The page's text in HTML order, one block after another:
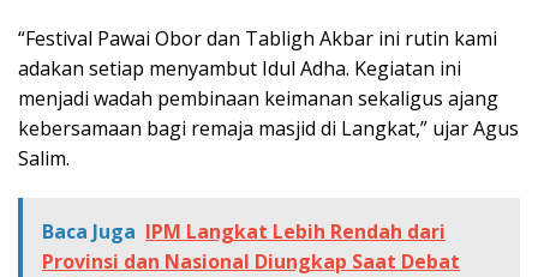
“Festival Pawai Obor dan Tabligh Akbar ini rutin kami
adakan setiap menyambut Idul Adha. Kegiatan ini
menjadi wadah pembinaan keimanan sekaligus ajang
kebersamaan bagi remaja masjid di Langkat,” ujar Agus
Salim.
Baca Juga IPM Langkat Lebih Rendah dari
Provinsi dan Nasional Diungkap Saat Debat